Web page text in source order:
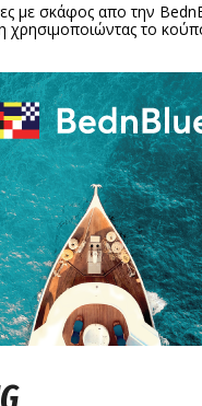
με σκάφος απο την
χρησιμοποιώντας το